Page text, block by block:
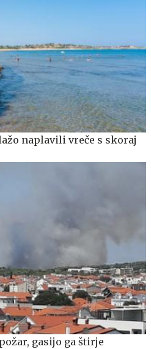
naplavili vreče s skoraj
gasijo ga štirje